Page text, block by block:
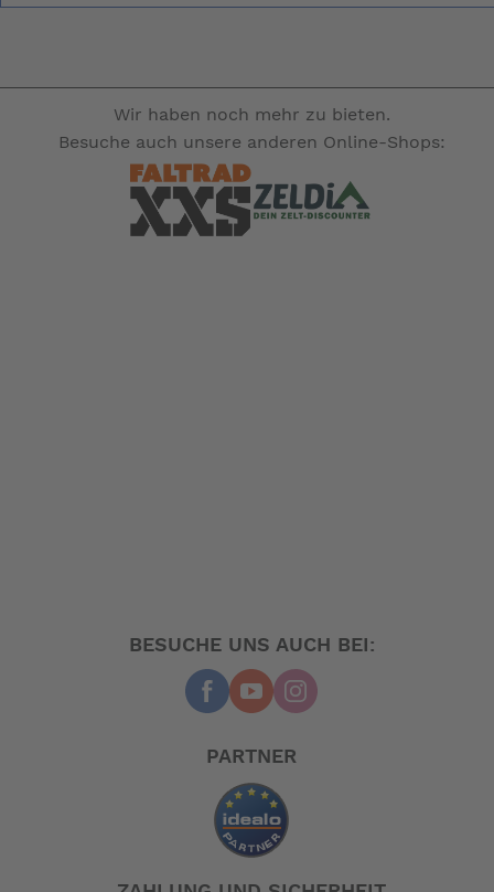
Wir haben noch mehr zu bieten.
Besuche auch unsere anderen Online-Shops:
BESUCHE UNS AUCH BEI:
PARTNER